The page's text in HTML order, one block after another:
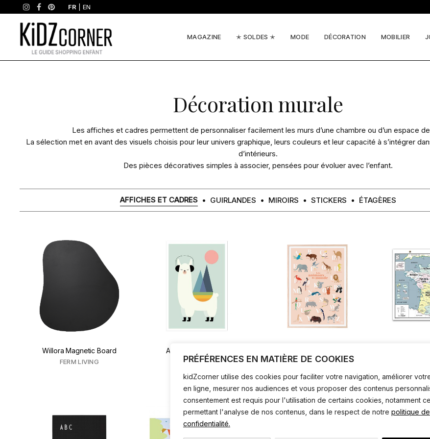
PRÉFÉRENCES EN MATIÈRE DE COOKIES
kidZcorner utilise des cookies pour faciliter votre navigation, améliorer
en ligne, mesurer nos audiences et vous proposer des contenus
consentement est requis pour l'utilisation de certains cookies, notamment
permettant l'analyse de nos contenus, dans le respect de notre politique de
confidentialité.
FR |EN
MAGAZINE ✭ SOLDES ✭ MODE DÉCORATION MOBILIER
Décoration murale
Les affiches et cadres permettent de personnaliser facilement les murs d’une chambre ou d’un espace
La sélection met en avant des visuels choisis pour leur univers graphique, leurs couleurs et leur capacité à s’intégrer
d’intérieurs.
Des pièces décoratives simples à associer, pensées pour évoluer avec l’enfant.
AFFICHES ET CADRES GUIRLANDES MIROIRS STICKERS ÉTAGÈRES
Willora Magnetic Board
FERM LIVING
Affiche alpaga music
HEXOA
monde
Carte